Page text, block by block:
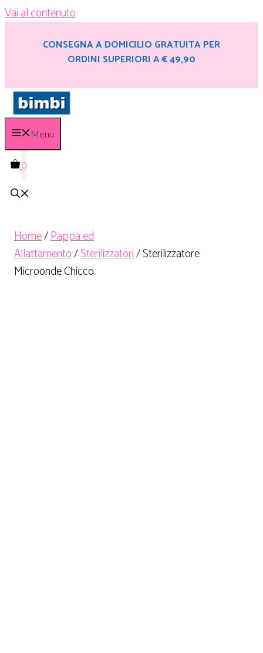
Vai al contenuto
CONSEGNA A DOMICILIO GRATUITA PER
ORDINI SUPERIORI A € 49,90
Menu
0
Home/Pappa ed
Allattamento/Sterilizzatori/ Sterilizzatore
Microonde Chicco